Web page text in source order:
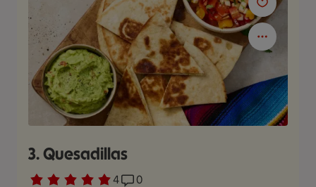
3. Quesadillas
Betyg 5 av 5. 4
4 personer har röstatReceptet har 0 kommentarer
0